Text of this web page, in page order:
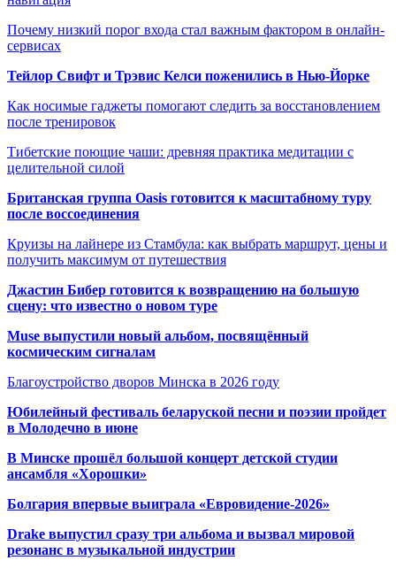
Почему низкий порог входа стал важным фактором в онлайн-
сервисах
Тейлор Свифт и Трэвис Келси поженились в Нью-Йорке
Как носимые гаджеты помогают следить за восстановлением
после тренировок
Тибетские поющие чаши: древняя практика медитации с
целительной силой
Британская группа Oasis готовится к масштабному туру
после воссоединения
Круизы на лайнере из Стамбула: как выбрать маршрут, цены и
получить максимум от путешествия
Джастин Бибер готовится к возвращению на большую
сцену: что известно о новом туре
Muse выпустили новый альбом, посвящённый
космическим сигналам
Благоустройство дворов Минска в 2026 году
Юбилейный фестиваль беларуской песни и поэзии пройдет
в Молодечно в июне
В Минске прошёл большой концерт детской студии
ансамбля «Хорошки»
Болгария впервые выиграла «Евровидение-2026»
Drake выпустил сразу три альбома и вызвал мировой
резонанс в музыкальной индустрии